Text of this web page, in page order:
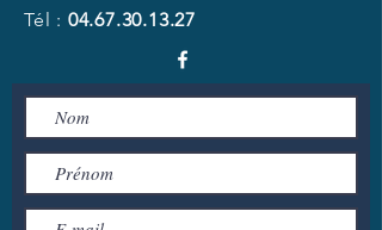
Tél : 04.67.30.13.27